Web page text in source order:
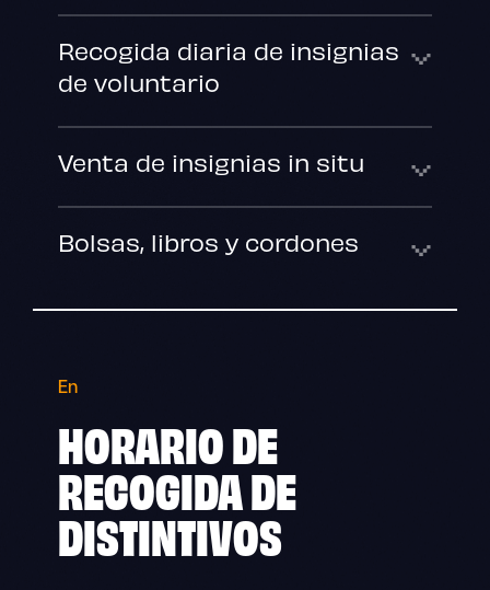
Recogida diaria de insignias
de voluntario
Venta de insignias in situ
Bolsas, libros y cordones
En
HORARIO DE
RECOGIDA DE
DISTINTIVOS